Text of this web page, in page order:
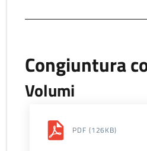
Congiuntura
Volumi
PDF (126KB)